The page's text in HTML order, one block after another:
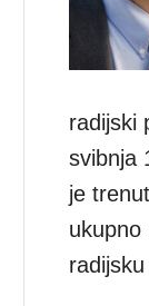
radijski
svibnja
je
ukupno